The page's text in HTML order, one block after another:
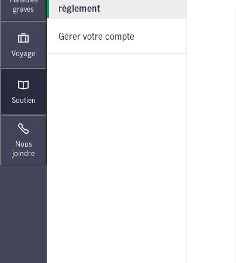
graves
Voyage
Soutien
règlement
Gérer votre compte
Nous
joindre